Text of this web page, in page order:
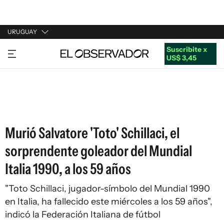
URUGUAY
URUGUAY
ARGENTINA
Suscribite x
US$ 3,45
Murió Salvatore 'Toto' Schillaci, el
sorprendente goleador del Mundial
Italia 1990, a los 59 años
"Toto Schillaci, jugador-símbolo del Mundial 1990
en Italia, ha fallecido este miércoles a los 59 años",
indicó la Federación Italiana de fútbol